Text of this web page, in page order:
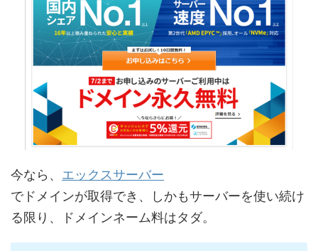
今なら、 エックスサーバー
でドメインが取得でき、しかもサーバーを使い続け
る限り、ドメインネーム料はタダ。